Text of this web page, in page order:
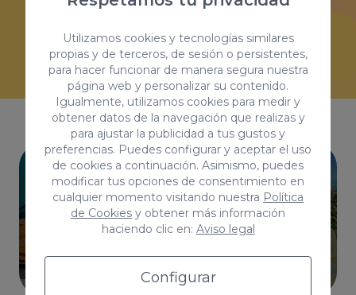
Utilizamos cookies y tecnologías similares
propias y de terceros, de sesión o persistentes,
para hacer funcionar de manera segura nuestra
página web y personalizar su contenido.
Igualmente, utilizamos cookies para medir y
obtener datos de la navegación que realizas y
para ajustar la publicidad a tus gustos y
preferencias. Puedes configurar y aceptar el uso
de cookies a continuación. Asimismo, puedes
modificar tus opciones de consentimiento en
cualquier momento visitando nuestra Política
de Cookies y obtener más información
haciendo clic en: Aviso legal
Configurar
habrá otro igual al tuyo.